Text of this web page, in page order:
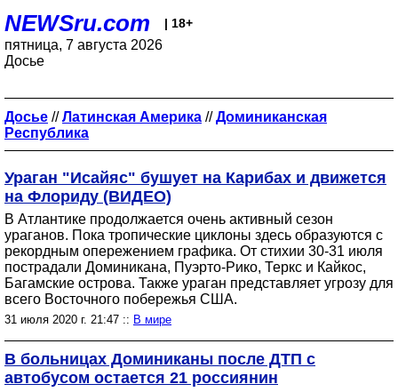
NEWSru.com | 18+
пятница, 7 августа 2026
Досье
Досье //Латинская Америка //Доминиканская
Республика
Ураган "Исайяс" бушует на Карибах и движется
на Флориду (ВИДЕО)
В Атлантике продолжается очень активный сезон
ураганов. Пока тропические циклоны здесь образуются с
рекордным опережением графика. От стихии 30-31 июля
пострадали Доминикана, Пуэрто-Рико, Теркс и Кайкос,
Багамские острова. Также ураган представляет угрозу для
всего Восточного побережья США.
31 июля 2020 г. 21:47 :: В мире
В больницах Доминиканы после ДТП с
автобусом остается 21 россиянин